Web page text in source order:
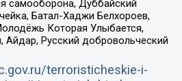
самооборона, Дуббайский
Батал-Хаджи Белхороев,
Которая Улыбается,
Айдар, Русский добровольческий
terroristicheskie-i-